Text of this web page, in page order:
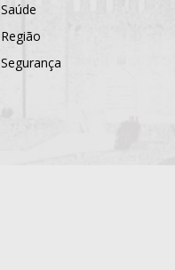
Saúde
Região
Segurança